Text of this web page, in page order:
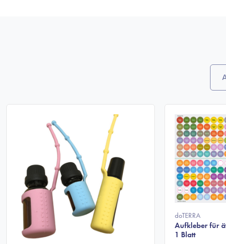
doTERRA
Aufkleber für
1 Blatt